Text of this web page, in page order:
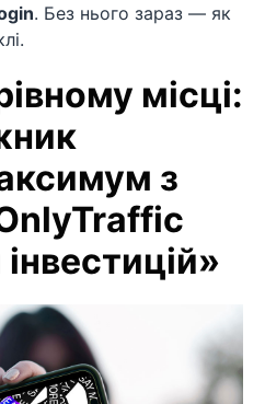
. Без нього зараз — як
місці:
з